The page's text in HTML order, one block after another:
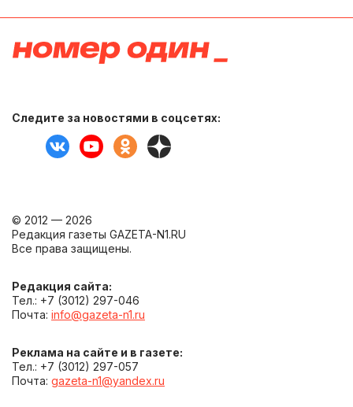
Следите за новостями в соцсетях:
© 2012 — 2026
Редакция газеты GAZETA-N1.RU
Все права защищены.
Редакция сайта:
Тел.: +7 (3012) 297-046
Почта: info@gazeta-n1.ru
Реклама на сайте и в газете:
Тел.: +7 (3012) 297-057
Почта: gazeta-n1@yandex.ru